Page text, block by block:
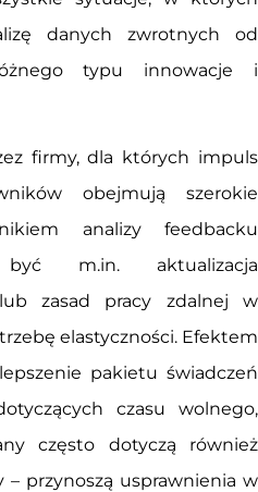
danych zwrotnych od
typu innowacje i
firmy, dla których impuls
obejmują szerokie
analizy feedbacku
m.in. aktualizacja
zasad pracy zdalnej w
elastyczności. Efektem
pakietu świadczeń
czasu wolnego,
często dotyczą również
– przynoszą usprawnienia w